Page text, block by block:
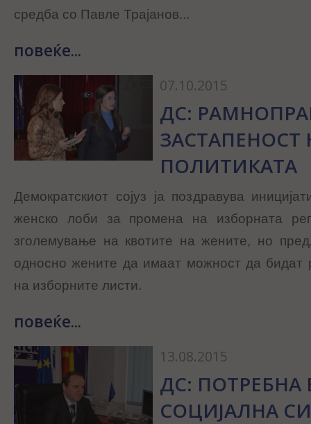
средба со Павле Трајанов...
повеќе...
07.10.2015
ДС:
ПОЛИТИКАТА
Демократскиот сојуз ја поздравува
женско лоби за промена на изборната
зголемување на квотите на жените, но
односно жените да имаат можност да бидат
на изборните листи.
повеќе...
13.08.2015
ДС:
СОЦИЈАЛНА